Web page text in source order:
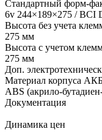
Стандартный форм-
6v 244×189×275 / BCI
Высота без учета
275 мм
Высота с учетом
275 мм
Доп.
Материал корпуса
ABS (акрило-
Документация
Динамика цен